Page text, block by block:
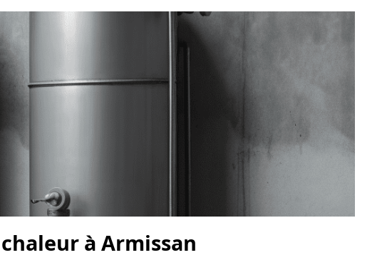
à Armissan